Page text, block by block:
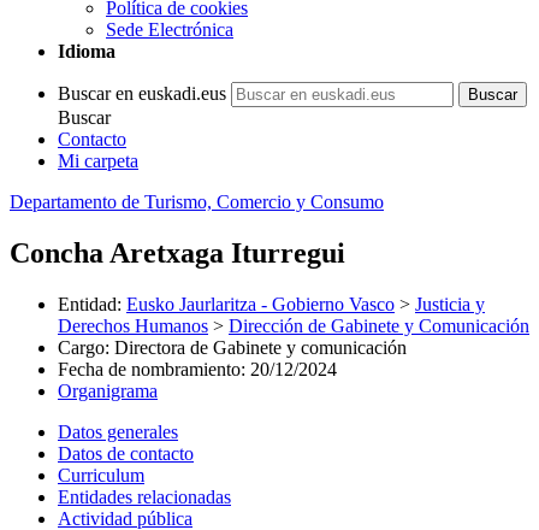
Política de cookies
Sede Electrónica
Idioma
Buscar en euskadi.eus
Buscar
Contacto
Mi carpeta
Departamento de Turismo, Comercio y Consumo
Concha Aretxaga Iturregui
Entidad: Eusko Jaurlaritza - Gobierno Vasco > Justicia y
Derechos Humanos > Dirección de Gabinete y Comunicación
Cargo: Directora de Gabinete y comunicación
Fecha de nombramiento: 20/12/2024
Organigrama
Datos generales
Datos de contacto
Curriculum
Entidades relacionadas
Actividad pública